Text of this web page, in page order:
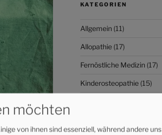
Exemplare
KATEGORIEN
Allgemein (11)
Allopathie(17)
Fernöstliche Medizin (17)
Kinderosteopathie(15)
möchten
von ihnen sind essenziell, während andere uns